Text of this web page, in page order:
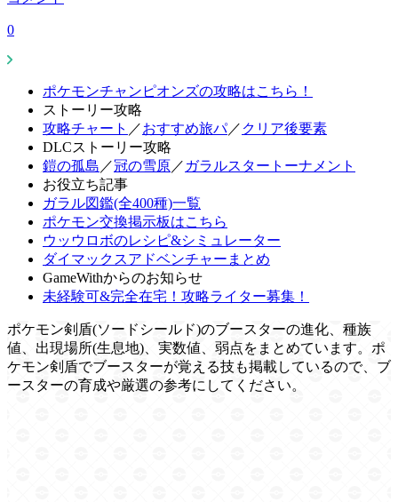
0
ポケモンチャンピオンズの攻略はこちら！
ストーリー攻略
攻略チャート ／おすすめ旅パ／ クリア後要素
DLCストーリー攻略
鎧の孤島 ／冠の雪原／ ガラルスタートーナメント
お役立ち記事
ガラル図鑑(全400種)一覧
ポケモン交換掲示板はこちら
ウッウロボのレシピ&シミュレーター
ダイマックスアドベンチャーまとめ
GameWithからのお知らせ
未経験可&完全在宅！攻略ライター募集！
ポケモン剣盾(ソードシールド)のブースターの進化、種族
値、出現場所(生息地)、実数値、弱点をまとめています。ポ
ケモン剣盾でブースターが覚える技も掲載しているので、ブ
ースターの育成や厳選の参考にしてください。